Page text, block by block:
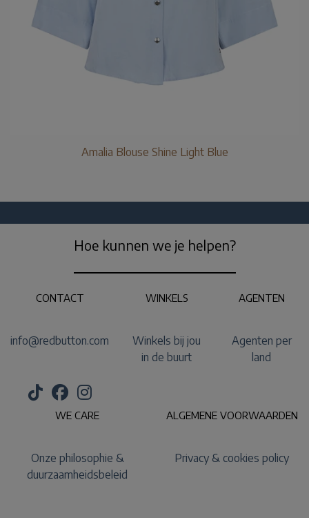
Amalia Blouse Shine Light Blue
Hoe kunnen we je helpen?
CONTACT
info@redbutton.com
WINKELS
Winkels bij jou
in de buurt
AGENTEN
Agenten per
land
WE CARE
Onze philosophie &
duurzaamheidsbeleid
ALGEMENE VOORWAARDEN
Privacy & cookies policy